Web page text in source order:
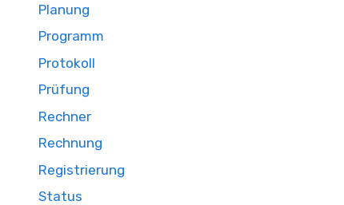
Planung
Programm
Protokoll
Prüfung
Rechner
Rechnung
Registrierung
Status